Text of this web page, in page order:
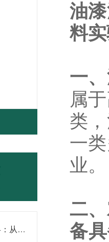
研磨分散设备操作全攻略：从开机到关机的详细步骤
油
料
一
属于
类
一
业。
二
备